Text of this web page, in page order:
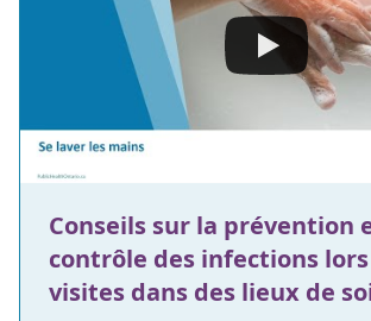
Conseils sur la prévention
contrôle des infections
visites dans des lieux de